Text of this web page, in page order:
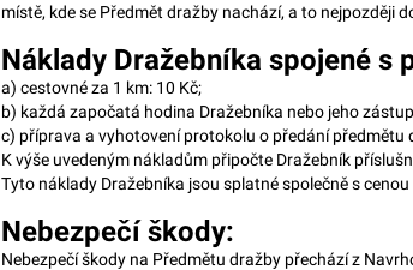
místě, kde se Předmět dražby nachází, a to nejpozději
Náklady Dražebníka spojené s
a) cestovné za 1 km: 10 Kč;
b) každá započatá hodina Dražebníka nebo jeho
c) příprava a vyhotovení protokolu o předání předmětu
K výše uvedeným nákladům připočte Dražebník
Tyto náklady Dražebníka jsou splatné společně s
Nebezpečí škody:
Nebezpečí škody na Předmětu dražby přechází z